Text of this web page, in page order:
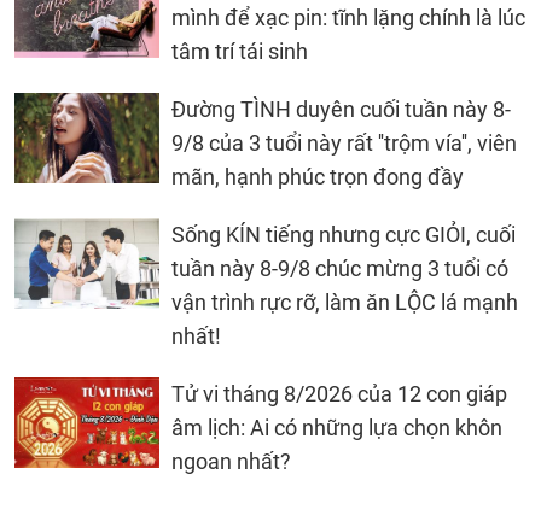
mình để xạc pin: tĩnh lặng chính là lúc
tâm trí tái sinh
Đường TÌNH duyên cuối tuần này 8-
9/8 của 3 tuổi này rất ''trộm vía'', viên
mãn, hạnh phúc trọn đong đầy
Sống KÍN tiếng nhưng cực GIỎI, cuối
tuần này 8-9/8 chúc mừng 3 tuổi có
vận trình rực rỡ, làm ăn LỘC lá mạnh
nhất!
Tử vi tháng 8/2026 của 12 con giáp
âm lịch: Ai có những lựa chọn khôn
ngoan nhất?